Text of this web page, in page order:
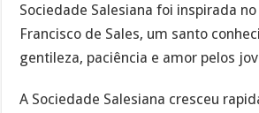
Sociedade Salesiana foi inspirada
Francisco de Sales, um santo
gentileza, paciência e amor pelos
A Sociedade Salesiana cresceu